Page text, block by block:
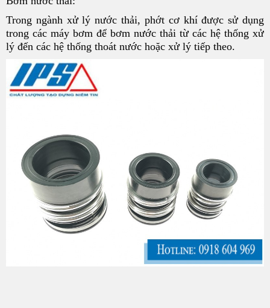
Trong ngành xử lý nước thải, phớt cơ khí được sử dụng
trong các máy bơm để bơm nước thải từ các hệ thống xử
lý đến các hệ thống thoát nước hoặc xử lý tiếp theo.